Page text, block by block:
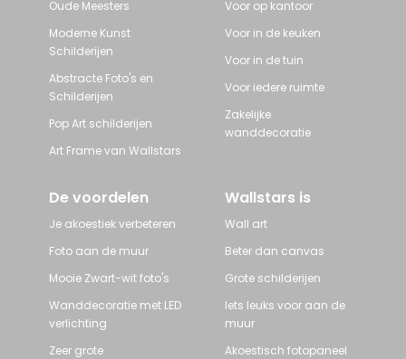
Oude Meesters
Moderne Kunst
Schilderijen
Abstracte Foto's en
Schilderijen
Pop Art schilderijen
Art Frame van Wallstars
Voor op kantoor
Voor in de keuken
Voor in de tuin
Voor iedere ruimte
Zakelijke
wanddecoratie
De voordelen
Je akoestiek verbeteren
Foto aan de muur
Mooie Zwart-wit foto's
Wanddecoratie met LED
verlichting
Zeer grote
Wallstars is
Wall art
Beter dan canvas
Grote schilderijen
Iets leuks voor aan de
muur
Akoestisch fotopaneel